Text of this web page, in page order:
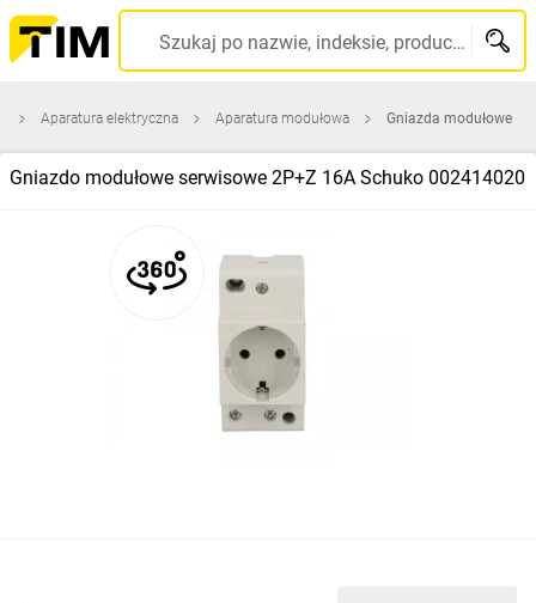
Szukaj po nazwie, indeksie, producencie, kodzie kreskowym...
Aparatura elektryczna Aparatura modułowa Gniazda modułowe
Gniazdo modułowe serwisowe 2P+Z 16A Schuko 002414020